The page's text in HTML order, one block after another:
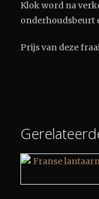
Klok word na
onderhoudsbeurt
Prijs van deze